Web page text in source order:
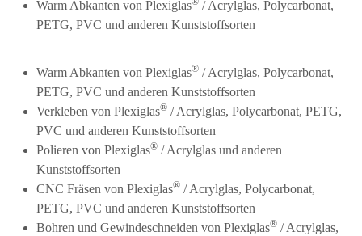
Warm Abkanten von Plexiglas
/ Acrylglas, Polycarbonat,
PETG, PVC und anderen Kunststoffsorten
Warm Abkanten von Plexiglas® / Acrylglas, Polycarbonat,
PETG, PVC und anderen Kunststoffsorten
Verkleben von Plexiglas® / Acrylglas, Polycarbonat, PETG,
PVC und anderen Kunststoffsorten
Polieren von Plexiglas® / Acrylglas und anderen
Kunststoffsorten
CNC Fräsen von Plexiglas® / Acrylglas, Polycarbonat,
PETG, PVC und anderen Kunststoffsorten
Bohren und Gewindeschneiden von Plexiglas® / Acrylglas,